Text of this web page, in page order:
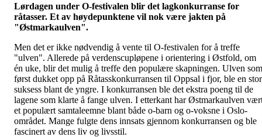
Lørdagen under O-festivalen blir det lagkonkurranse for
råtasser. Et av høydepunktene vil nok være jakten på
"Østmarkaulven".
Men det er ikke nødvendig å vente til O-festivalen for å treffe
"ulven". Allerede på verdenscupløpene i orientering i Østfold, om
én uke, blir det mulig å treffe den populære skapningen. Ulven som
først dukket opp på Råtasskonkurransen til Oppsal i fjor, ble en stor
suksess blant de yngre. I konkurransen ble det ekstra poeng til de
lagene som klarte å fange ulven. I etterkant har Østmarkaulven
et populært samtaleemne blant både o-barn og o-voksne i Oslo-
området. Mange fulgte dens innsats gjennom konkurransen og ble
fascinert av dens liv og livsstil.